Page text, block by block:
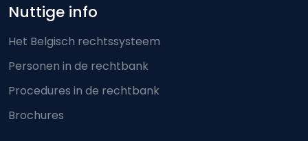
Nuttige info
Het Belgisch rechtssysteem
Personen in de rechtbank
Procedures in de rechtbank
Brochures